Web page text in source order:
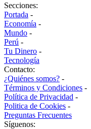
Secciones:
Portada -
Economía -
Mundo -
Perú -
Tu Dinero -
Tecnología
Contacto:
¿Quiénes somos? -
Términos y Condiciones -
Política de Privacidad -
Politica de Cookies -
Preguntas Frecuentes
Síguenos: